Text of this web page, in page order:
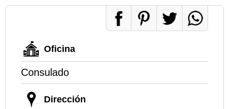
Oficina
Consulado
Dirección